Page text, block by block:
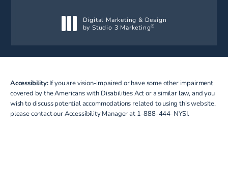
Digital Marketing & Design
by Studio 3 Marketing®
Accessibility:If you are vision-impaired or have some other impairment
covered by the Americans with Disabilities Act or a similar law, and you
wish to discuss potential accommodations related to using this website,
please contact our Accessibility Manager at 1-888-444-NYSI.